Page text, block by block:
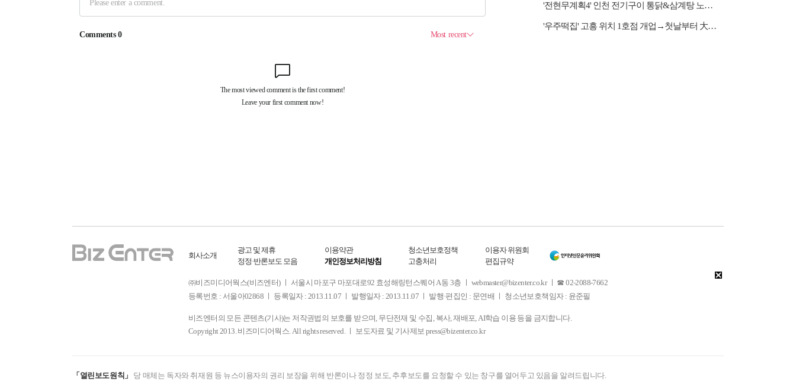
'전현무계획4' 인천 전기구이 통닭&삼계탕 노포 맛집 탐방
'우주떡집' 고흥 위치 1호점 개업→첫날부터 大위기
회사소개
광고 및 제휴
정정·반론보도 모음
이용약관
개인정보처리방침
청소년보호정책
고충처리
이용자 위원회
편집규약
㈜비즈미디어웍스(비즈엔터) ㅣ 서울시 마포구 마포대로92 효성해링턴스퀘어 A동 3층 ㅣ webmaster@bizenter.co.kr ㅣ ☎ 02-2088-7662
등록번호 : 서울아02868 ㅣ 등록일자 : 2013.11.07 ㅣ 발행일자 : 2013.11.07 ㅣ 발행·편집인 : 문연배 ㅣ 청소년보호책임자 : 윤준필
비즈엔터의 모든 콘텐츠(기사)는 저작권법의 보호를 받으며, 무단전재 및 수집, 복사, 재배포, AI학습 이용 등을 금지합니다.
Copyright 2013. 비즈미디어웍스. All rights reserved. ㅣ 보도자료 및 기사제보 press@bizenter.co.kr
「열린보도원칙」 당 매체는 독자와 취재원 등 뉴스이용자의 권리 보장을 위해 반론이나 정정 보도, 추후보도를 요청할 수 있는 창구를 열어두고 있음을 알려드립니다.